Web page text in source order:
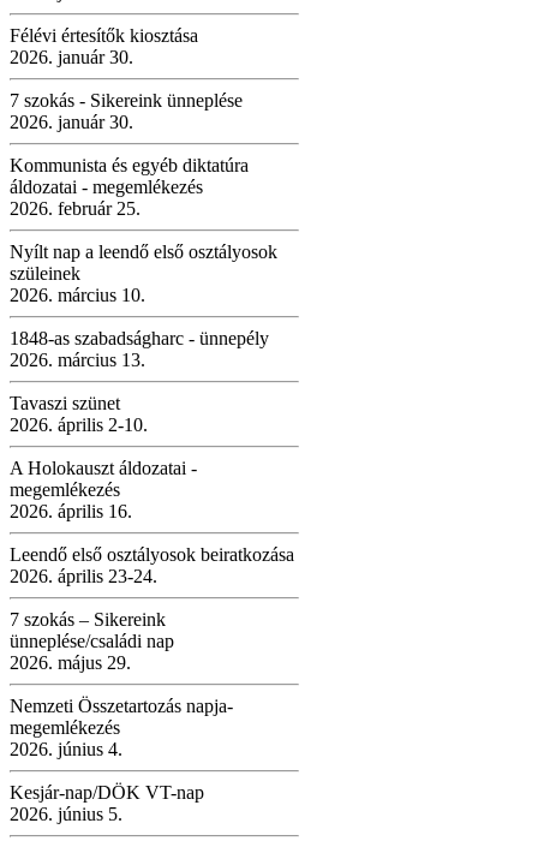
Félévi értesítők kiosztása
2026. január 30.
7 szokás - Sikereink ünneplése
2026. január 30.
Kommunista és egyéb diktatúra
áldozatai - megemlékezés
2026. február 25.
Nyílt nap a leendő első osztályosok
szüleinek
2026. március 10.
1848-as szabadságharc - ünnepély
2026. március 13.
Tavaszi szünet
2026. április 2-10.
A Holokauszt áldozatai -
megemlékezés
2026. április 16.
Leendő első osztályosok beiratkozása
2026. április 23-24.
7 szokás – Sikereink
ünneplése/családi nap
2026. május 29.
Nemzeti Összetartozás napja-
megemlékezés
2026. június 4.
Kesjár-nap/DÖK VT-nap
2026. június 5.